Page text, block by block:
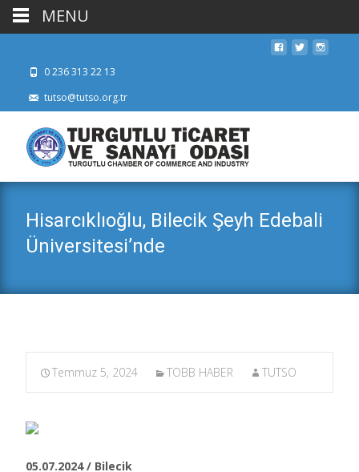
0 236 313 22 13
tutso@tutso.org.tr
Hisarcıklıoğlu, Bilecik Şeyh Edebali
Üniversitesi’nde
Temmuz 5, 2024 TOBB HABER TUTSO
05.07.2024 / Bilecik
MENU